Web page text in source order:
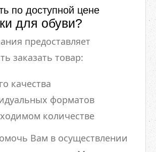
по доступной цене
для обуви?
предоставляет
заказать товар:
качества
форматов
количестве
Вам в осуществлении